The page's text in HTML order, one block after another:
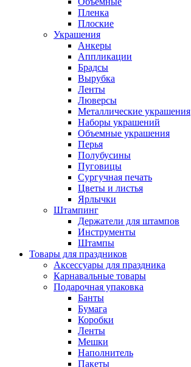
Пленка
Плоские
Украшения
Анкеры
Аппликации
Брадсы
Вырубка
Ленты
Люверсы
Металлические украшения
Наборы украшений
Объемные украшения
Перья
Полубусины
Пуговицы
Сургучная печать
Цветы и листья
Ярлычки
Штампинг
Держатели для штампов
Инструменты
Штампы
Товары для праздников
Аксессуары для праздника
Карнавальные товары
Подарочная упаковка
Банты
Бумага
Коробки
Ленты
Мешки
Наполнитель
Пакеты